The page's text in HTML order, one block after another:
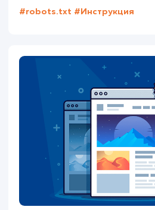
Как составить
SEO?
Хорошие теги title не только
системам о вашей странице.
пользователей кликать и